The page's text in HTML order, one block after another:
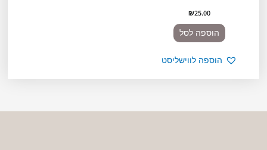
₪25.00
הוספה לסל
הוספה לווישליסט